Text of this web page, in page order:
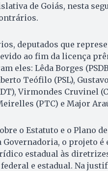
de Goiás, nesta
deputados que
ao fim da licença
eles: Lêda Borges
Teófilo (PSL),
Virmondes Cruvinel
(PTC) e Major
o Estatuto e o Plano
Governadoria, o projeto
estadual às
e estadual. Na